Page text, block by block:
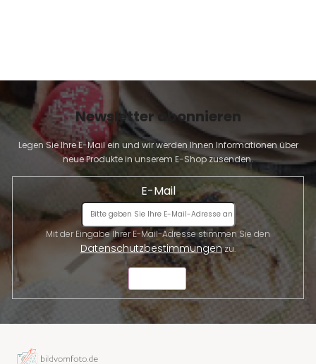
t
e
Newsletter abonnieren
Legen Sie Ihre E-Mail ein und wir werden Ihnen Informationen über
neue Produkte in unserem E-Shop zusenden.
E-Mail
Datenschutzbestimmungenzu.